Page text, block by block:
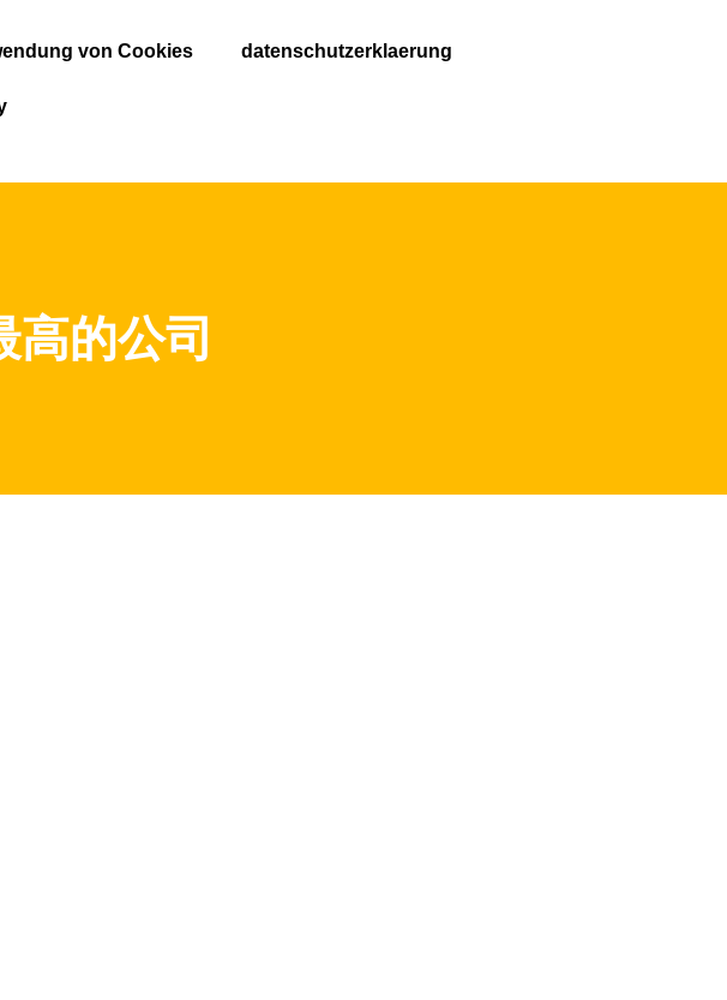
von Cookies datenschutzerklaerung
高的公司